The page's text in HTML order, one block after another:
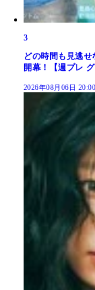
3
どの時間も見逃
開幕！【週プレ
2026年08月06日 20:00